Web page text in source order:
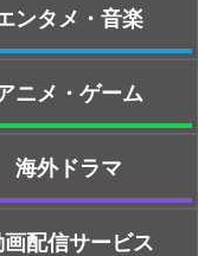
ンタメ・音楽
ニメ・ゲーム
海外ドラマ
画配信サービス